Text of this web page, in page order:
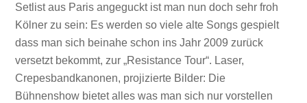
Setlist aus Paris angeguckt ist man nun doch sehr froh
Kölner zu sein: Es werden so viele alte Songs gespielt
dass man sich beinahe schon ins Jahr 2009 zurück
versetzt bekommt, zur „Resistance Tour“. Laser,
Crepesbandkanonen, projizierte Bilder: Die
Bühnenshow bietet alles was man sich nur vorstellen